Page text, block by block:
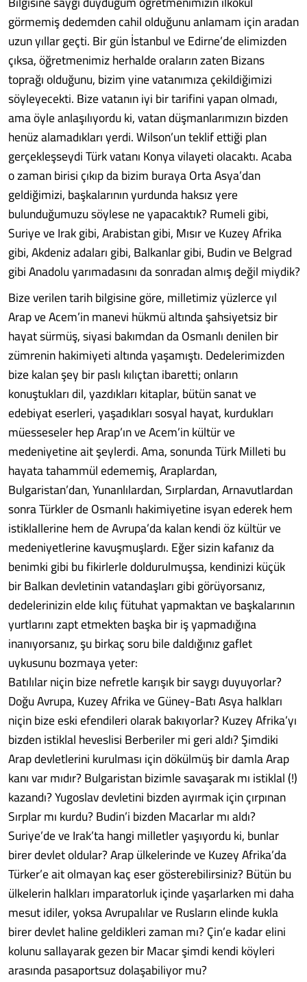
görmemiş dedemden cahil olduğunu anlamam için aradan
uzun yıllar geçti. Bir gün İstanbul ve Edirne’de elimizden
çıksa, öğretmenimiz herhalde oraların zaten Bizans
toprağı olduğunu, bizim yine vatanımıza çekildiğimizi
söyleyecekti. Bize vatanın iyi bir tarifini yapan olmadı,
ama öyle anlaşılıyordu ki, vatan düşmanlarımızın bizden
henüz alamadıkları yerdi. Wilson’un teklif ettiği plan
gerçekleşseydi Türk vatanı Konya vilayeti olacaktı. Acaba
o zaman birisi çıkıp da bizim buraya Orta Asya’dan
geldiğimizi, başkalarının yurdunda haksız yere
bulunduğumuzu söylese ne yapacaktık? Rumeli gibi,
Suriye ve Irak gibi, Arabistan gibi, Mısır ve Kuzey Afrika
gibi, Akdeniz adaları gibi, Balkanlar gibi, Budin ve Belgrad
gibi Anadolu yarımadasını da sonradan almış değil miydik?
Bize verilen tarih bilgisine göre, milletimiz yüzlerce yıl
Arap ve Acem’in manevi hükmü altında şahsiyetsiz bir
hayat sürmüş, siyasi bakımdan da Osmanlı denilen bir
zümrenin hakimiyeti altında yaşamıştı. Dedelerimizden
bize kalan şey bir paslı kılıçtan ibaretti; onların
konuştukları dil, yazdıkları kitaplar, bütün sanat ve
edebiyat eserleri, yaşadıkları sosyal hayat, kurdukları
müesseseler hep Arap’ın ve Acem’in kültür ve
medeniyetine ait şeylerdi. Ama, sonunda Türk Milleti bu
hayata tahammül edememiş, Araplardan,
Bulgaristan’dan, Yunanlılardan, Sırplardan, Arnavutlardan
sonra Türkler de Osmanlı hakimiyetine isyan ederek hem
istiklallerine hem de Avrupa’da kalan kendi öz kültür ve
medeniyetlerine kavuşmuşlardı. Eğer sizin kafanız da
benimki gibi bu fikirlerle doldurulmuşsa, kendinizi küçük
bir Balkan devletinin vatandaşları gibi görüyorsanız,
dedelerinizin elde kılıç fütuhat yapmaktan ve başkalarının
yurtlarını zapt etmekten başka bir iş yapmadığına
inanıyorsanız, şu birkaç soru bile daldığınız gaflet
uykusunu bozmaya yeter:
Batılılar niçin bize nefretle karışık bir saygı duyuyorlar?
Doğu Avrupa, Kuzey Afrika ve Güney-Batı Asya halkları
niçin bize eski efendileri olarak bakıyorlar? Kuzey Afrika’yı
bizden istiklal heveslisi Berberiler mi geri aldı? Şimdiki
Arap devletlerini kurulması için dökülmüş bir damla Arap
kanı var mıdır? Bulgaristan bizimle savaşarak mı istiklal (!)
kazandı? Yugoslav devletini bizden ayırmak için çırpınan
Sırplar mı kurdu? Budin’i bizden Macarlar mı aldı?
Suriye’de ve Irak’ta hangi milletler yaşıyordu ki, bunlar
birer devlet oldular? Arap ülkelerinde ve Kuzey Afrika’da
Türker’e ait olmayan kaç eser gösterebilirsiniz? Bütün bu
ülkelerin halkları imparatorluk içinde yaşarlarken mi daha
mesut idiler, yoksa Avrupalılar ve Rusların elinde kukla
birer devlet haline geldikleri zaman mı? Çin’e kadar elini
kolunu sallayarak gezen bir Macar şimdi kendi köyleri
arasında pasaportsuz dolaşabiliyor mu?